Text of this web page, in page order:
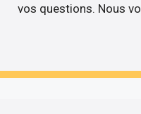
vos questions. Nous